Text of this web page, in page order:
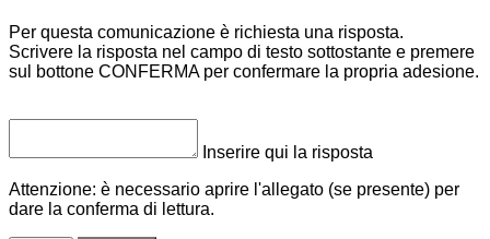
Per questa comunicazione è richiesta una risposta.
Scrivere la risposta nel campo di testo sottostante e premere
sul bottone CONFERMA per confermare la propria adesione.
Inserire qui la risposta
Attenzione: è necessario aprire l'allegato (se presente) per
dare la conferma di lettura.